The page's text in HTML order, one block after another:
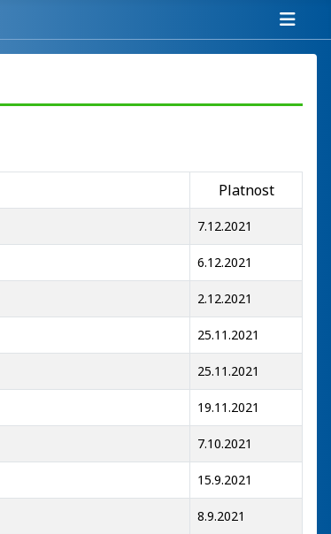
Platnost
7.12.2021
6.12.2021
2.12.2021
25.11.2021
25.11.2021
19.11.2021
7.10.2021
15.9.2021
8.9.2021